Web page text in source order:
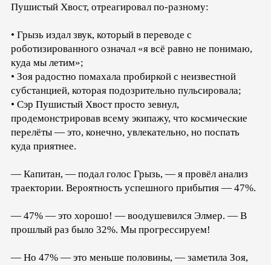
Пушистый Хвост, отреагировал по-разному:
• Грызь издал звук, который в переводе с
роботизированного означал «я всё равно не понимаю,
куда мы летим»;
• Зоя радостно помахала пробиркой с неизвестной
субстанцией, которая подозрительно пульсировала;
• Сэр Пушистый Хвост просто зевнул,
продемонстрировав всему экипажу, что космические
перелёты — это, конечно, увлекательно, но поспать
куда приятнее.
— Капитан, — подал голос Грызь, — я провёл анализ
траектории. Вероятность успешного прибытия — 47%.
— 47% — это хорошо! — воодушевился Элмер. — В
прошлый раз было 32%. Мы прогрессируем!
— Но 47% — это меньше половины, — заметила Зоя,